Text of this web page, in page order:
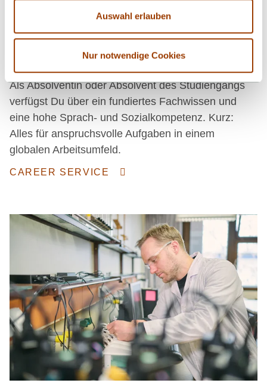
Auswahl erlauben
Nur notwendige Cookies
Und nach dem Studium?
Als Absolventin oder Absolvent des Studiengangs
verfügst Du über ein fundiertes Fachwissen und
eine hohe Sprach- und Sozialkompetenz. Kurz:
Alles für anspruchsvolle Aufgaben in einem
globalen Arbeitsumfeld.
CAREER SERVICE